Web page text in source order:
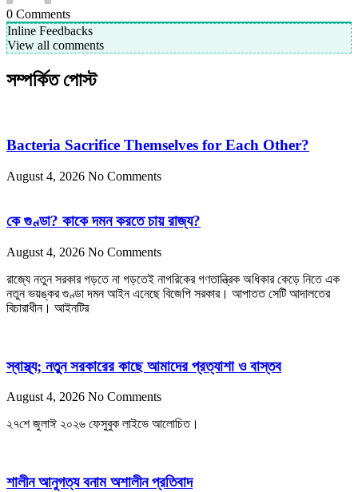
0 Comments
Inline Feedbacks
View all comments
সম্পর্কিত পোস্ট
Bacteria Sacrifice Themselves for Each Other?
August 4, 2026 No Comments
কে গুণ্ডা? কাকে দমন করতে চায় রাজ্য?
August 4, 2026 No Comments
রাজ্যে নতুন সরকার গড়তে না গড়তেই নাগরিকের গণতান্ত্রিক অধিকার কেড়ে নিতে এক
নতুন ভয়ঙ্কর গুণ্ডা দমন আইন এনেছে বিজেপি সরকার। আপাতত সেটি আদালতের
বিচারাধীন। আইনটির
স্বাস্থ্য; নতুন সরকারের কাছে আমাদের প্রত্যাশা ও বাস্তব
August 4, 2026 No Comments
২৭শে জুলাঈ ২০২৬ ফেসুবুক লাইভে আলোচিত।
শালীন আনুগত্য বনাম অশালীন প্রতিবাদ